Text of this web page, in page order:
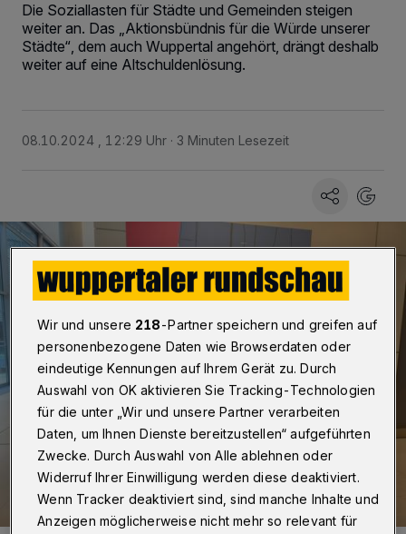
Die Soziallasten für Städte und Gemeinden steigen
weiter an. Das „Aktionsbündnis für die Würde unserer
Städte“, dem auch Wuppertal angehört, drängt deshalb
weiter auf eine Altschuldenlösung.
08.10.2024 , 12:29 Uhr 3 Minuten Lesezeit
Wir und unsere 218-Partner speichern und greifen auf
personenbezogene Daten wie Browserdaten oder
eindeutige Kennungen auf Ihrem Gerät zu. Durch
Auswahl von OK aktivieren Sie Tracking-Technologien
für die unter „Wir und unsere Partner verarbeiten
Daten, um Ihnen Dienste bereitzustellen“ aufgeführten
Zwecke. Durch Auswahl von Alle ablehnen oder
Widerruf Ihrer Einwilligung werden diese deaktiviert.
Wenn Tracker deaktiviert sind, sind manche Inhalte und
Anzeigen möglicherweise nicht mehr so relevant für